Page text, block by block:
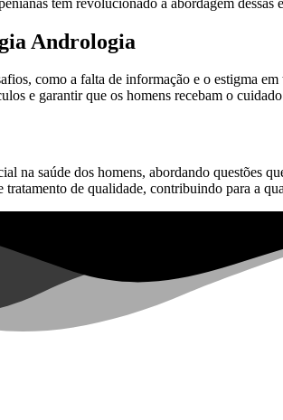
Andrologia
como a falta de informação e o estigma
e garantir que os homens recebam o
na saúde dos homens, abordando questões
de qualidade, contribuindo para a